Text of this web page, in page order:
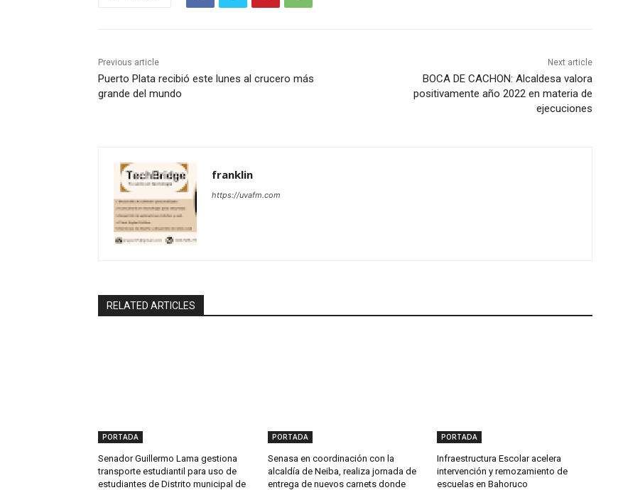
Previous article
Puerto Plata recibió este lunes al crucero más
grande del mundo
Next article
BOCA DE CACHON: Alcaldesa valora
positivamente año 2022 en materia de
ejecuciones
franklin
https://uvafm.com
RELATED ARTICLES
PORTADA
Senador Guillermo Lama gestiona
transporte estudiantil para uso de
estudiantes de Distrito municipal de
PORTADA
Senasa en coordinación con la
alcaldía de Neiba, realiza jornada de
entrega de nuevos carnets donde
PORTADA
Infraestructura Escolar acelera
intervención y remozamiento de
escuelas en Bahoruco